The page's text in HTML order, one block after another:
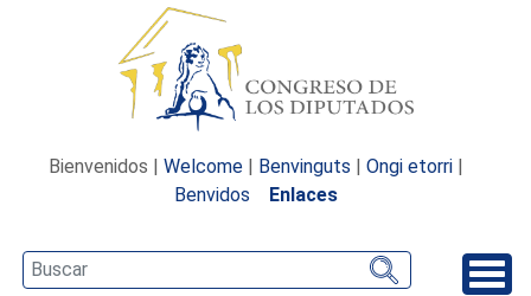
Bienvenidos | Welcome | Benvinguts | Ongi etorri |
Benvidos
Enlaces